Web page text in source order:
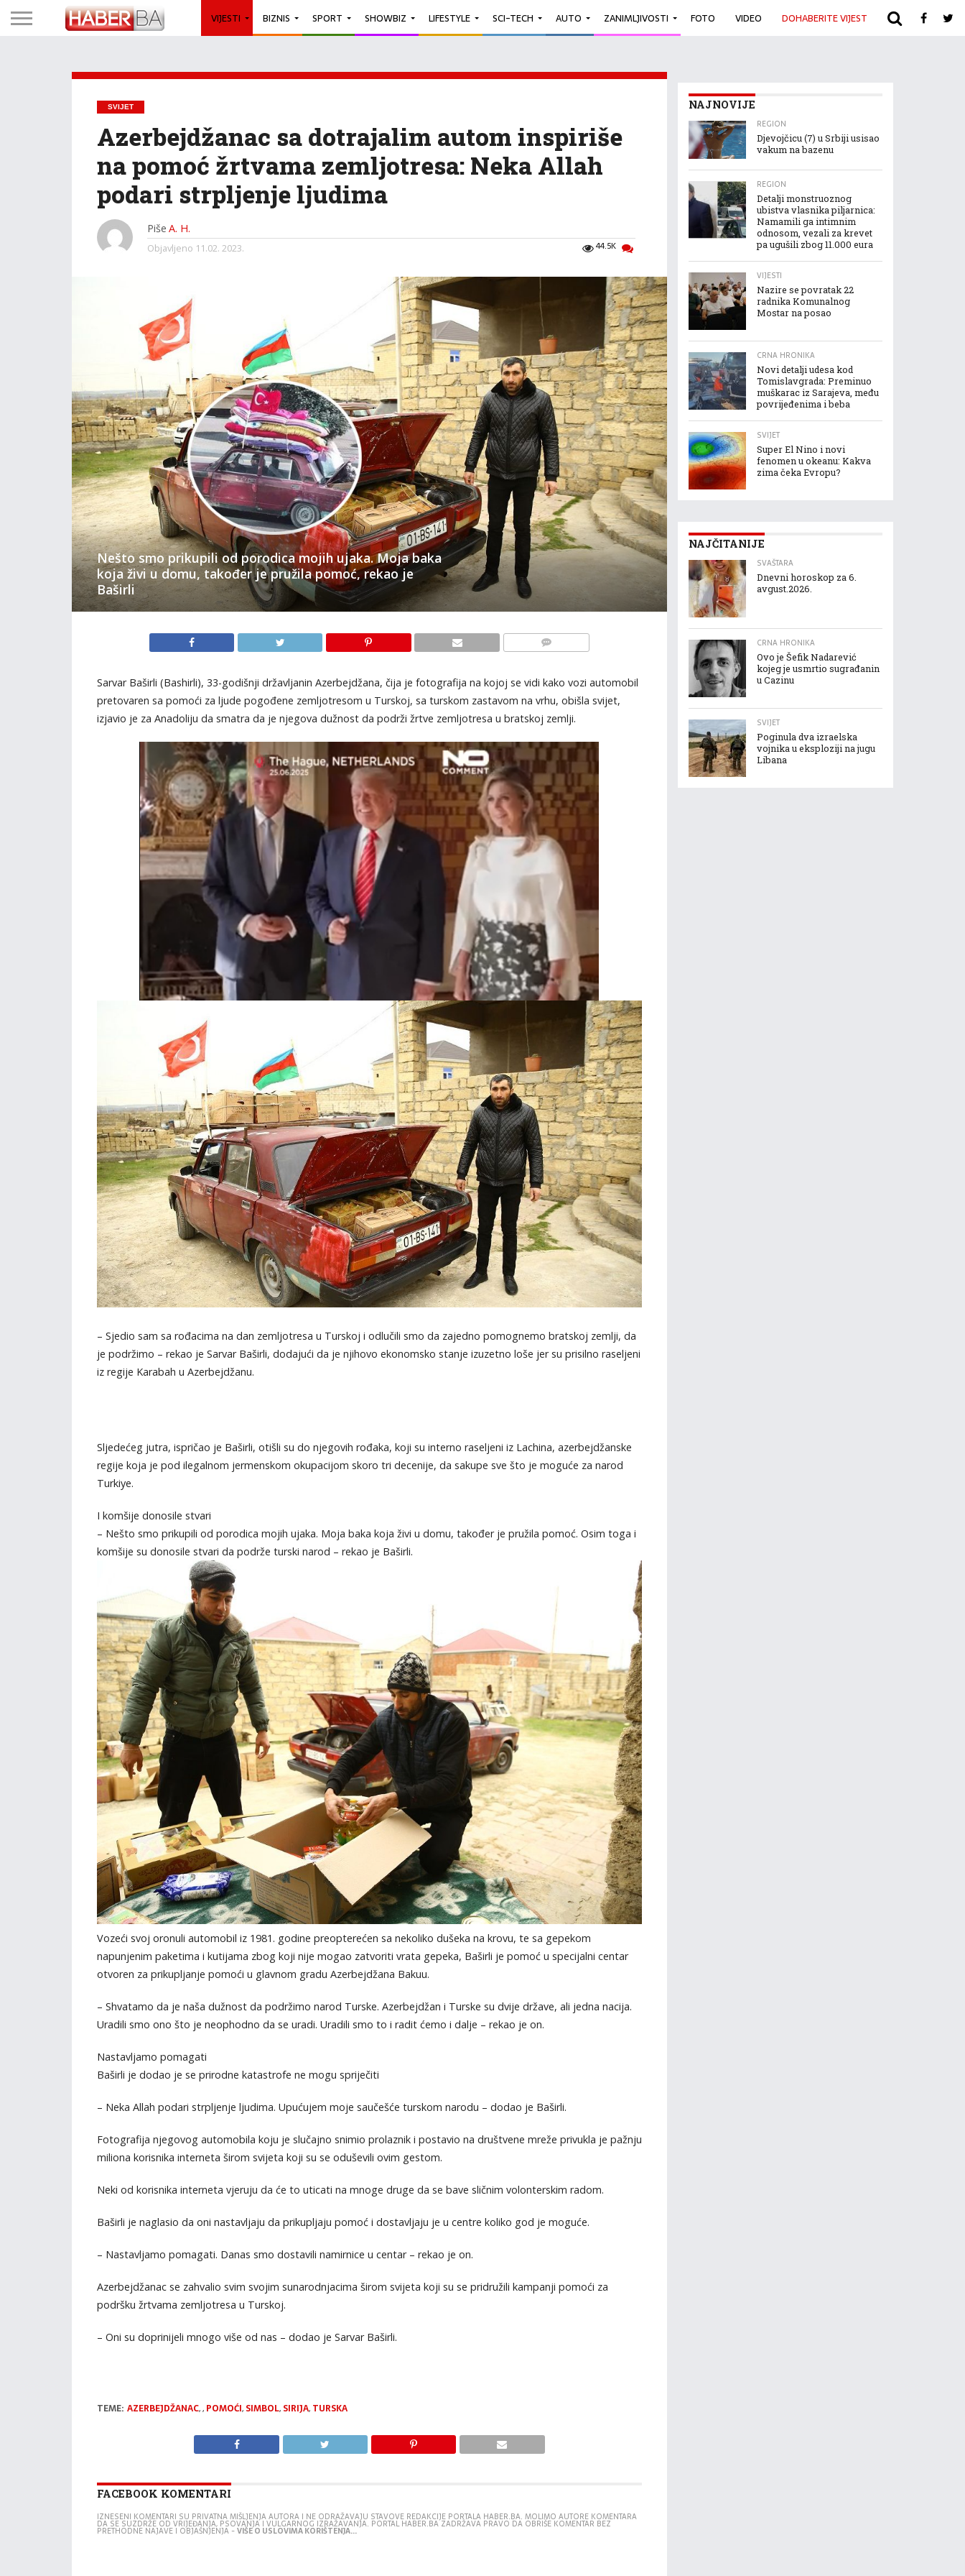
VIJESTI BIZNIS SPORT SHOWBIZ LIFESTYLE SCI-TECH AUTO ZANIMLJIVOSTI FOTO VIDEO DOHABERITE VIJEST ARHIVA
SVIJET
Azerbejdžanac sa dotrajalim autom inspiriše
na pomoć žrtvama zemljotresa: Neka Allah
podari strpljenje ljudima
Piše A. H.
44.5K
Objavljeno 11.02. 2023.
Nešto smo prikupili od porodica mojih ujaka. Moja baka
koja živi u domu, također je pružila pomoć, rekao je
Baširli
Sarvar Baširli (Bashirli), 33-godišnji državljanin Azerbejdžana, čija je fotografija na kojoj se vidi kako vozi automobil
pretovaren sa pomoći za ljude pogođene zemljotresom u Turskoj, sa turskom zastavom na vrhu, obišla svijet,
izjavio je za Anadoliju da smatra da je njegova dužnost da podrži žrtve zemljotresa u bratskoj zemlji.
– Sjedio sam sa rođacima na dan zemljotresa u Turskoj i odlučili smo da zajedno pomognemo bratskoj zemlji, da
je podržimo – rekao je Sarvar Baširli, dodajući da je njihovo ekonomsko stanje izuzetno loše jer su prisilno raseljeni
iz regije Karabah u Azerbejdžanu.
Sljedećeg jutra, ispričao je Baširli, otišli su do njegovih rođaka, koji su interno raseljeni iz Lachina, azerbejdžanske
regije koja je pod ilegalnom jermenskom okupacijom skoro tri decenije, da sakupe sve što je moguće za narod
Turkiye.
I komšije donosile stvari
– Nešto smo prikupili od porodica mojih ujaka. Moja baka koja živi u domu, također je pružila pomoć. Osim toga i
komšije su donosile stvari da podrže turski narod – rekao je Baširli.
Vozeći svoj oronuli automobil iz 1981. godine preopterećen sa nekoliko dušeka na krovu, te sa gepekom
napunjenim paketima i kutijama zbog koji nije mogao zatvoriti vrata gepeka, Baširli je pomoć u specijalni centar
otvoren za prikupljanje pomoći u glavnom gradu Azerbejdžana Bakuu.
– Shvatamo da je naša dužnost da podržimo narod Turske. Azerbejdžan i Turske su dvije države, ali jedna nacija.
Uradili smo ono što je neophodno da se uradi. Uradili smo to i radit ćemo i dalje – rekao je on.
Nastavljamo pomagati
Baširli je dodao je se prirodne katastrofe ne mogu spriječiti
– Neka Allah podari strpljenje ljudima. Upućujem moje saučešće turskom narodu – dodao je Baširli.
Fotografija njegovog automobila koju je slučajno snimio prolaznik i postavio na društvene mreže privukla je pažnju
miliona korisnika interneta širom svijeta koji su se oduševili ovim gestom.
Neki od korisnika interneta vjeruju da će to uticati na mnoge druge da se bave sličnim volonterskim radom.
Baširli je naglasio da oni nastavljaju da prikupljaju pomoć i dostavljaju je u centre koliko god je moguće.
– Nastavljamo pomagati. Danas smo dostavili namirnice u centar – rekao je on.
Azerbejdžanac se zahvalio svim svojim sunarodnjacima širom svijeta koji su se pridružili kampanji pomoći za
podršku žrtvama zemljotresa u Turskoj.
– Oni su doprinijeli mnogo više od nas – dodao je Sarvar Baširli.
TEME: AZERBEJDŽANAC,, POMOĆI, SIMBOL, SIRIJA, TURSKA
FACEBOOK KOMENTARI
IZNESENI KOMENTARI SU PRIVATNA MIŠLJENJA AUTORA I NE ODRAŽAVAJU STAVOVE REDAKCIJE PORTALA HABER.BA. MOLIMO AUTORE KOMENTARA
DA SE SUZDRŽE OD VRIJEĐANJA, PSOVANJA I VULGARNOG IZRAŽAVANJA. PORTAL HABER.BA ZADRŽAVA PRAVO DA OBRIŠE KOMENTAR BEZ
PRETHODNE NAJAVE I OBJAŠNJENJA -VIŠE O USLOVIMA KORIŠTENJA...
NAJNOVIJE
REGION
Djevojčicu (7) u Srbiji usisao
vakum na bazenu
REGION
Detalji monstruoznog
ubistva vlasnika piljarnica:
Namamili ga intimnim
odnosom, vezali za krevet
pa ugušili zbog 11.000 eura
VIJESTI
Nazire se povratak 22
radnika Komunalnog
Mostar na posao
CRNA HRONIKA
Novi detalji udesa kod
Tomislavgrada: Preminuo
muškarac iz Sarajeva, među
povrijeđenima i beba
SVIJET
Super El Nino i novi
fenomen u okeanu: Kakva
zima čeka Evropu?
NAJČITANIJE
SVAŠTARA
Dnevni horoskop za 6.
avgust.2026.
CRNA HRONIKA
Ovo je Šefik Nadarević
kojeg je usmrtio sugrađanin
u Cazinu
SVIJET
Poginula dva izraelska
vojnika u eksploziji na jugu
Libana